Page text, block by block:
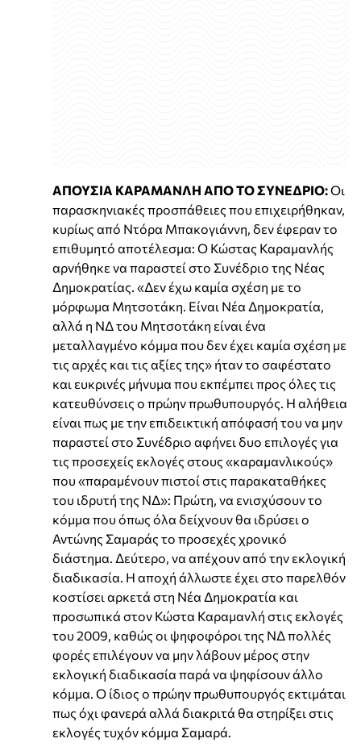
ΑΠΟΥΣΙΑ ΚΑΡΑΜΑΝΛΗ ΑΠΟ ΤΟ ΣΥΝΕΔΡΙΟ:Οι
παρασκηνιακές προσπάθειες που επιχειρήθηκαν,
κυρίως από Ντόρα Μπακογιάννη, δεν έφεραν το
επιθυμητό αποτέλεσμα: Ο Κώστας Καραμανλής
αρνήθηκε να παραστεί στο Συνέδριο της Νέας
Δημοκρατίας. «Δεν έχω καμία σχέση με το
μόρφωμα Μητσοτάκη. Είναι Νέα Δημοκρατία,
αλλά η ΝΔ του Μητσοτάκη είναι ένα
μεταλλαγμένο κόμμα που δεν έχει καμία σχέση με
τις αρχές και τις αξίες της» ήταν το σαφέστατο
και ευκρινές μήνυμα που εκπέμπει προς όλες τις
κατευθύνσεις ο πρώην πρωθυπουργός. Η αλήθεια
είναι πως με την επιδεικτική απόφασή του να μην
παραστεί στο Συνέδριο αφήνει δυο επιλογές για
τις προσεχείς εκλογές στους «καραμανλικούς»
που «παραμένουν πιστοί στις παρακαταθήκες
του ιδρυτή της ΝΔ»: Πρώτη, να ενισχύσουν το
κόμμα που όπως όλα δείχνουν θα ιδρύσει ο
Αντώνης Σαμαράς το προσεχές χρονικό
διάστημα. Δεύτερο, να απέχουν από την εκλογική
διαδικασία. Η αποχή άλλωστε έχει στο παρελθόν
κοστίσει αρκετά στη Νέα Δημοκρατία και
προσωπικά στον Κώστα Καραμανλή στις εκλογές
του 2009, καθώς οι ψηφοφόροι της ΝΔ πολλές
φορές επιλέγουν να μην λάβουν μέρος στην
εκλογική διαδικασία παρά να ψηφίσουν άλλο
κόμμα. Ο ίδιος ο πρώην πρωθυπουργός εκτιμάται
πως όχι φανερά αλλά διακριτά θα στηρίξει στις
εκλογές τυχόν κόμμα Σαμαρά.